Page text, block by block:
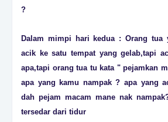
?
Dalam mimpi hari kedua : Orang tua
acik ke satu tempat yang gelab,tapi
apa,tapi orang tua tu kata " pejamkan
apa yang kamu nampak ? apa yang
dah pejam macam mane nak
tersedar dari tidur